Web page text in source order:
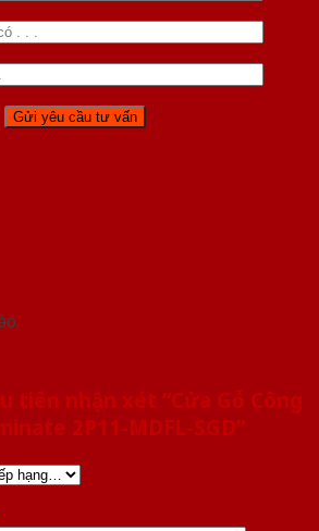
tiên nhận xét “Cửa Gỗ Công
2P11-MDFL-SGD”